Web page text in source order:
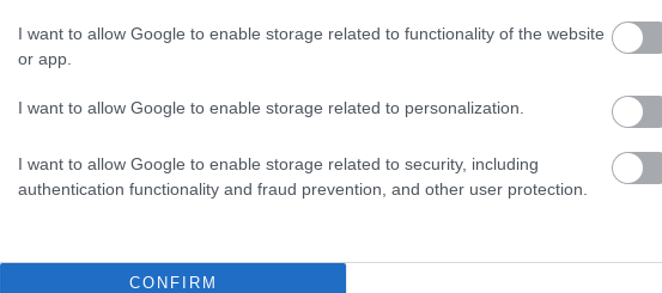
I want to allow Google to enable storage related to functionality of the website
or app.
I want to allow Google to enable storage related to personalization.
I want to allow Google to enable storage related to security, including
authentication functionality and fraud prevention, and other user protection.
CONFIRM
Tetszik
Magyar felirat